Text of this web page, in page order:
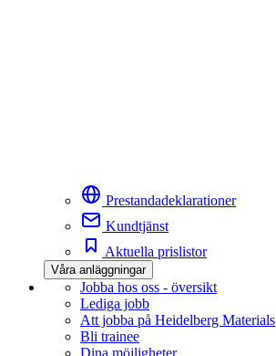
Prestandadeklarationer
Kundtjänst
Aktuella prislistor
Våra anläggningar
Jobba hos oss - översikt
Lediga jobb
Att jobba på Heidelberg Materials
Bli trainee
Dina möjligheter